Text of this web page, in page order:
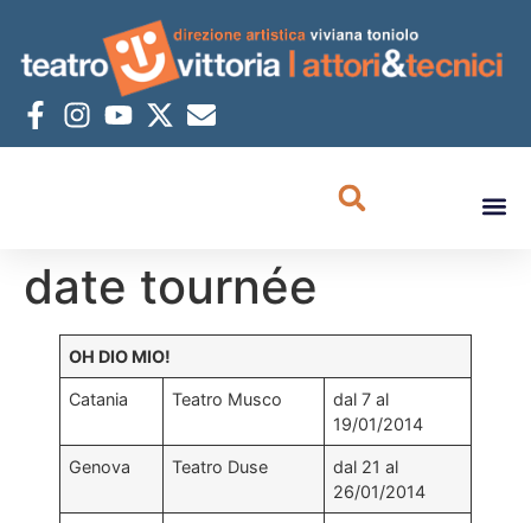
date tournée
OH DIO MIO!
Catania Teatro Musco
dal 7 al
19/01/2014
Genova Teatro Duse
dal 21 al
26/01/2014